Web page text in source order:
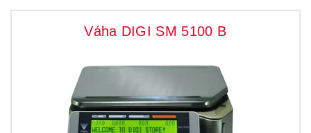
Váha DIGI SM 5100 B